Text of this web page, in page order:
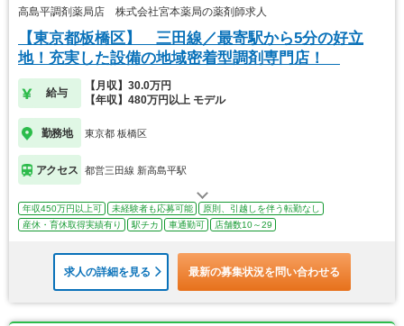
高島平調剤薬局店 株式会社宮本薬局の薬剤師求人
【東京都板橋区】 三田線／最寄駅から5分の好立
地！充実した設備の地域密着型調剤専門店！
給与
【月収】30.0万円
【年収】480万円以上 モデル
勤務地 東京都 板橋区
アクセス 都営三田線 新高島平駅
年収450万円以上可 未経験者も応募可能
原則、引越しを伴う転勤なし
産休・育休取得実績有り
駅チカ 車通勤可 店舗数10～29
求人の詳細を見る 最新の募集状況を問い合わせる